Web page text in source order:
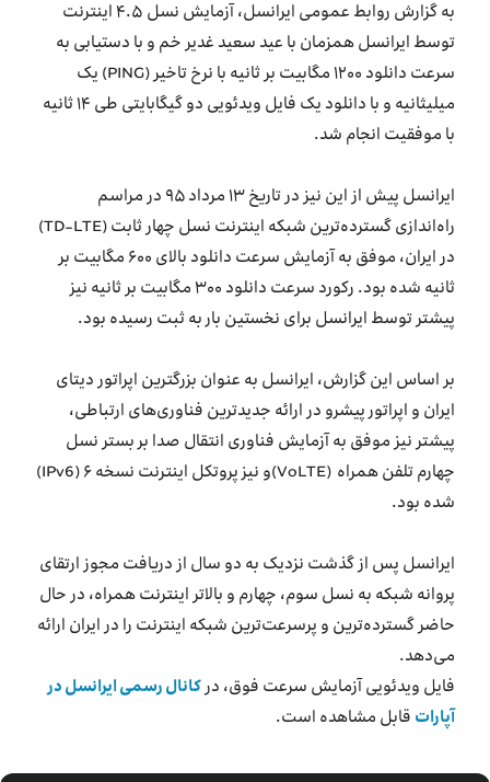
به گزارش روابط عمومی ایرانسل، آزمایش نسل ۴.۵ اینترنت
توسط ایرانسل همزمان با عید سعید غدیر خم و با دستیابی به
سرعت دانلود ۱۲۰۰ مگابیت بر ثانیه با نرخ تاخیر (PING) یک
میلیثانیه و با دانلود یک فایل ویدئویی دو گیگابایتی طی ۱۴ ثانیه
با موفقیت انجام شد.
ایرانسل پیش از این نیز در تاریخ ۱۳ مرداد ۹۵ در مراسم
راه‌اندازی گسترده‌ترین شبکه اینترنت نسل چهار ثابت (TD-LTE)
در ایران، موفق به آزمایش سرعت دانلود بالای ۶۰۰ مگابیت بر
ثانیه شده بود. رکورد سرعت دانلود ۳۰۰ مگابیت بر ثانیه نیز
پیشتر توسط ایرانسل برای نخستین بار به ثبت رسیده بود.
بر اساس این گزارش، ایرانسل به عنوان بزرگترین اپراتور دیتای
ایران و اپراتور پیشرو در ارائه جدیدترین فناوری‌های ارتباطی،
پیشتر نیز موفق به آزمایش فناوری انتقال صدا بر بستر نسل
چهارم تلفن همراه (VoLTE)و نیز پروتکل اینترنت نسخه ۶ (IPv6)
شده بود.
ایرانسل پس از گذشت نزدیک به دو سال از دریافت مجوز ارتقای
پروانه شبکه به نسل سوم، چهارم و بالاتر اینترنت همراه، در حال
حاضر گسترده‌ترین و پرسرعت‌ترین شبکه اینترنت را در ایران ارائه
می‌دهد.
فایل ویدئویی آزمایش سرعت فوق، درکانال رسمی ایرانسل در
آپارات قابل مشاهده است.